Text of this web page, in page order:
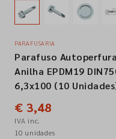
Contactos
Siga-nos nas redes
PARAFUSARIA
Parafuso
Anilha EPDM19
6,3x100 (10
€ 3,48
IVA inc.
10 unidades